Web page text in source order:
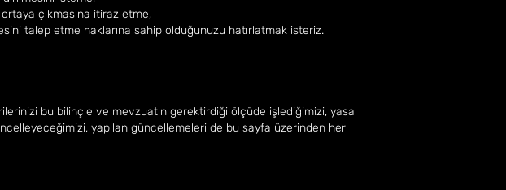
çıkmasına itiraz etme,
talep etme haklarına sahip olduğunuzu hatırlatmak isteriz.
bu bilinçle ve mevzuatın gerektirdiği ölçüde işlediğimizi, yasal
yapılan güncellemeleri de bu sayfa üzerinden her